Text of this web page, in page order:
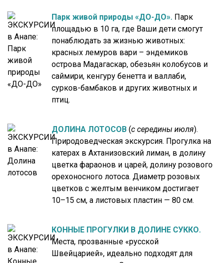
Парк живой природы «ДО-ДО». Парк
площадью в 10 га, где Ваши дети смогут
понаблюдать за жизнью животных:
красных лемуров вари – эндемиков
острова Мадагаскар, обезьян колобусов и
саймири, кенгуру бенетта и валлаби,
сурков-бамбаков и других животных и
птиц.
ДОЛИНА ЛОТОСОВ (с середины июля).
Природоведческая экскурсия. Прогулка на
катерах в Ахтанизовский лиман, в долину
цветка фараонов и царей, долину розового
орехоносного лотоса. Диаметр розовых
цветков с желтым венчиком достигает
10–15 см, а листовых пластин — 80 см.
КОННЫЕ ПРОГУЛКИ В ДОЛИНЕ СУККО.
Места, прозванные «русской
Швейцарией», идеально подходят для